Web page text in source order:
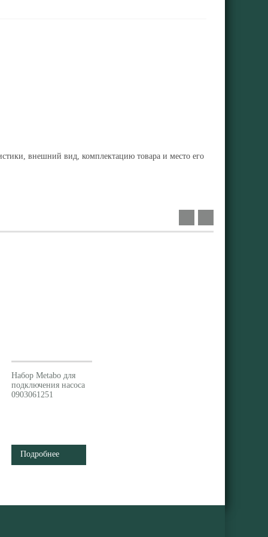
внешний вид, комплектацию товара и место его
Набор Metabo для
подключения насоса
0903061251
Подробнее